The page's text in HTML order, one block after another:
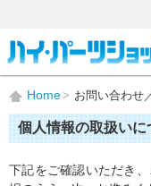
Home お問い合わせ
個人情報の取扱いに
下記をご確認いただき